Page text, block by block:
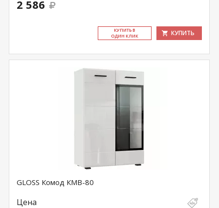
2 586
КУ­ПИТЬ В
ОДИН КЛИК
КУПИТЬ
GLOSS Комод КМВ-80
Цена